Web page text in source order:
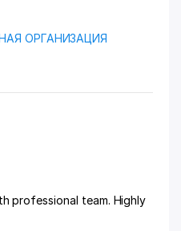
ОРГАНИЗАЦИЯ
professional team. Highly